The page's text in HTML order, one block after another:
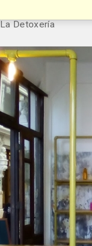
La Detoxería